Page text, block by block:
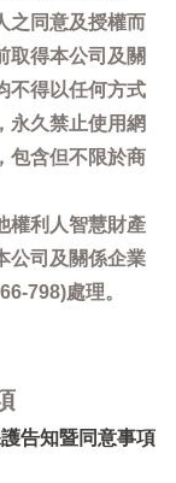
之同意及授權而
取得本公司及關
不得以任何方式
永久禁止使用網
包含但不限於商
權利人智慧財產
公司及關係企業
798)處理。
告知暨同意事項